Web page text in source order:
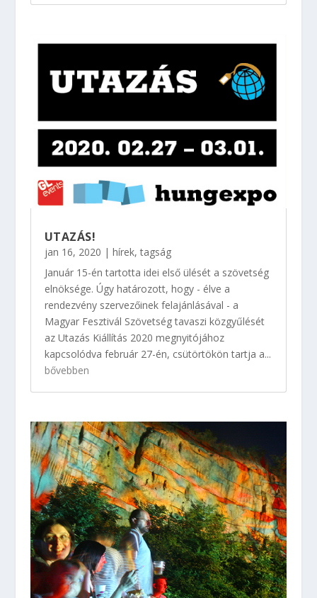
UTAZÁS!
jan 16, 2020 | hírek,tagság
Január 15-én tartotta idei első ülését a szövetség
elnöksége. Úgy határozott, hogy - élve a
rendezvény szervezőinek felajánlásával - a
Magyar Fesztivál Szövetség tavaszi közgyűlését
az Utazás Kiállítás 2020 megnyitójához
kapcsolódva február 27-én, csütörtökön tartja a...
bővebben